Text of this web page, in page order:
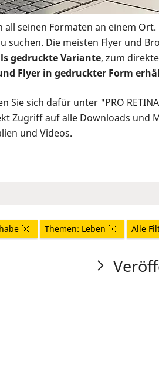
all seinen Formaten an einem
suchen. Die meisten Flyer und
gedruckte Variante, zum
Flyer in gedruckter Form
Sie sich dafür unter "PRO
Zugriff auf alle Downloads und
und Videos.
Themen: Leben Alle